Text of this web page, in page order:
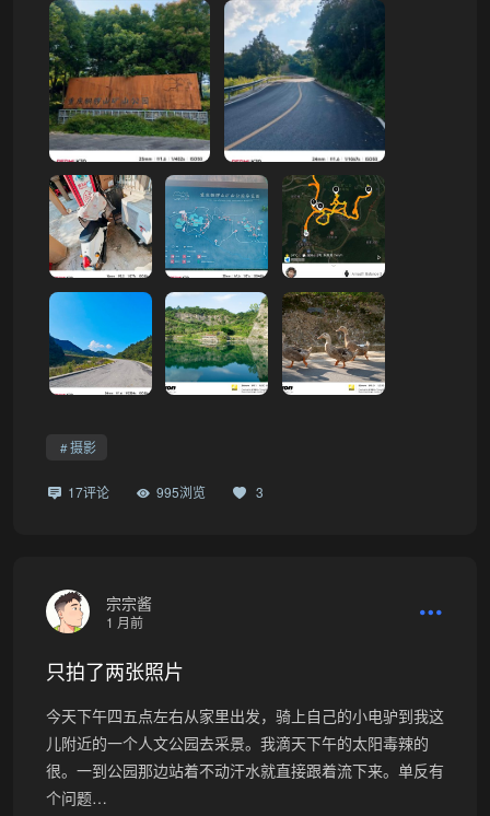
摄影
17评论 995浏览 3
宗宗酱
1 月前
只拍了两张照片
今天下午四五点左右从家里出发，骑上自己的小电驴到我这
儿附近的一个人文公园去采景。我滴天下午的太阳毒辣的
很。一到公园那边站着不动汗水就直接跟着流下来。单反有
个问题…